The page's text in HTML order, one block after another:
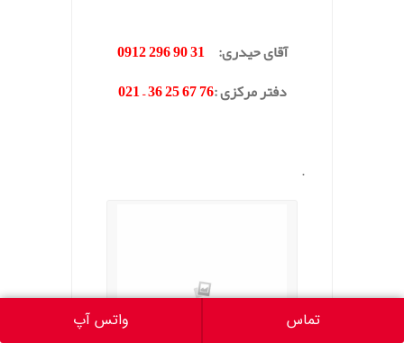
آقای حیدری:
31 90 296 0912
دفتر مرکزی:
76 67 25 36 – 021
.
تماس واتس آپ